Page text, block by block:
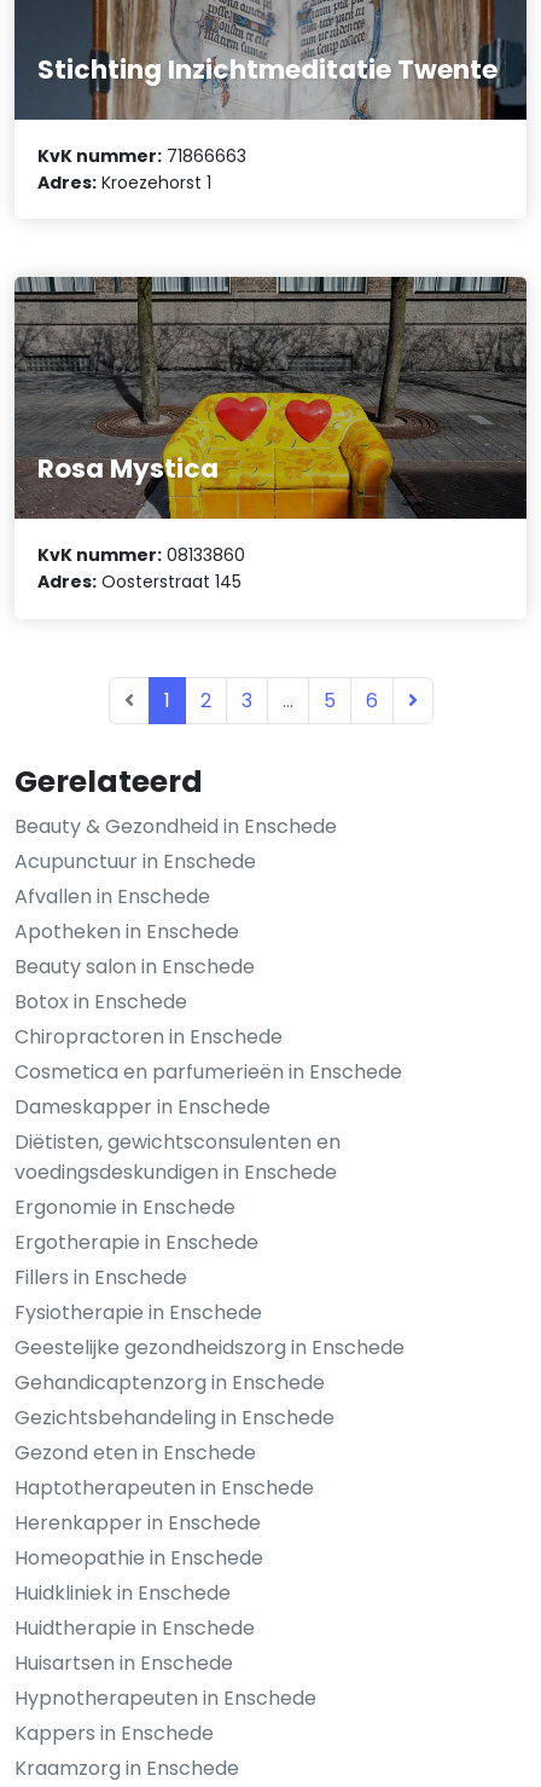
Gerelateerd
Beauty & Gezondheid in Enschede
Acupunctuur in Enschede
Afvallen in Enschede
Apotheken in Enschede
Beauty salon in Enschede
Botox in Enschede
Chiropractoren in Enschede
Cosmetica en parfumerieën in Enschede
Dameskapper in Enschede
Diëtisten, gewichtsconsulenten en
voedingsdeskundigen in Enschede
Ergonomie in Enschede
Ergotherapie in Enschede
Fillers in Enschede
Fysiotherapie in Enschede
Geestelijke gezondheidszorg in Enschede
Gehandicaptenzorg in Enschede
Gezichtsbehandeling in Enschede
Gezond eten in Enschede
Haptotherapeuten in Enschede
Herenkapper in Enschede
Homeopathie in Enschede
Huidkliniek in Enschede
Huidtherapie in Enschede
Huisartsen in Enschede
Hypnotherapeuten in Enschede
Kappers in Enschede
Kraamzorg in Enschede
Stichting Inzichtmeditatie Twente
KvK nummer: 71866663
Adres: Kroezehorst 1
Rosa Mystica
KvK nummer: 08133860
Adres: Oosterstraat 145
1 2 3 ... 5 6